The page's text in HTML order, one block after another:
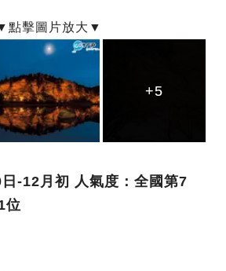
+5
+5
+5
-12月初 人氣度：全國第7
位